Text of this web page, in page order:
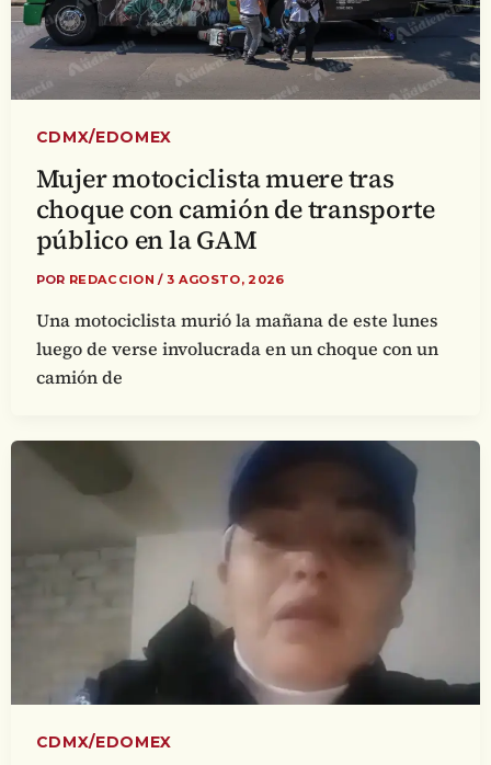
CDMX/EDOMEX
Mujer motociclista muere tras
choque con camión de transporte
público en la GAM
POR REDACCION/ 3 AGOSTO, 2026
Una motociclista murió la mañana de este lunes
luego de verse involucrada en un choque con un
camión de
CDMX/EDOMEX